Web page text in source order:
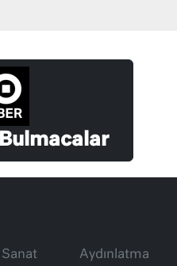
Aydınlatma